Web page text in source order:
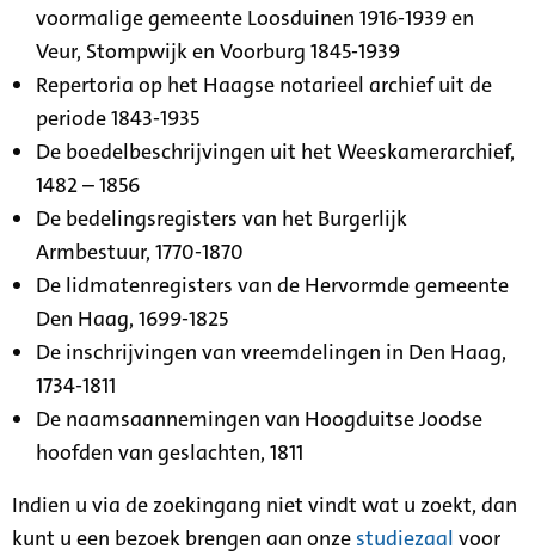
voormalige gemeente Loosduinen 1916-1939 en
Veur, Stompwijk en Voorburg 1845-1939
Repertoria op het Haagse notarieel archief uit de
periode 1843-1935
De boedelbeschrijvingen uit het Weeskamerarchief,
1482 – 1856
De bedelingsregisters van het Burgerlijk
Armbestuur, 1770-1870
De lidmatenregisters van de Hervormde gemeente
Den Haag, 1699-1825
De inschrijvingen van vreemdelingen in Den Haag,
1734-1811
De naamsaannemingen van Hoogduitse Joodse
hoofden van geslachten, 1811
Indien u via de zoekingang niet vindt wat u zoekt, dan
kunt u een bezoek brengen aan onze studiezaal voor